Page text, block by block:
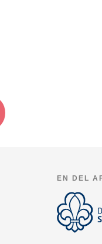
EN DEL